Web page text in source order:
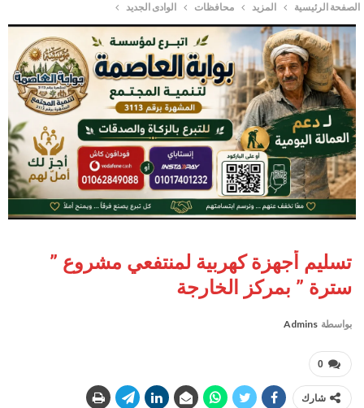
الصفحة الرئيسية المزيد محافظات الوادى الجديد
تسليم أجهزة كهربية لمنتفعي مشروع ”
سترة ” بمركز الخارجة
بواسطة Admins
0
شارك